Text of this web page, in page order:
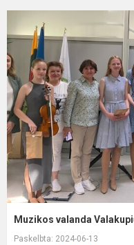
Muzikos valanda
Paskelbta: 2024-06-13